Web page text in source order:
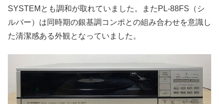
SYSTEMとも調和が取れていました。またPL-88FS（シ
ルバー）は同時期の銀基調コンポとの組み合わせを意識し
た清潔感ある外観となっていました。